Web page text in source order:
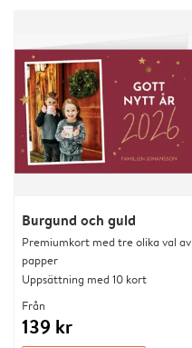
Burgund och guld
Premiumkort med tre olika val av
papper
Uppsättning med 10 kort
Från
139 kr